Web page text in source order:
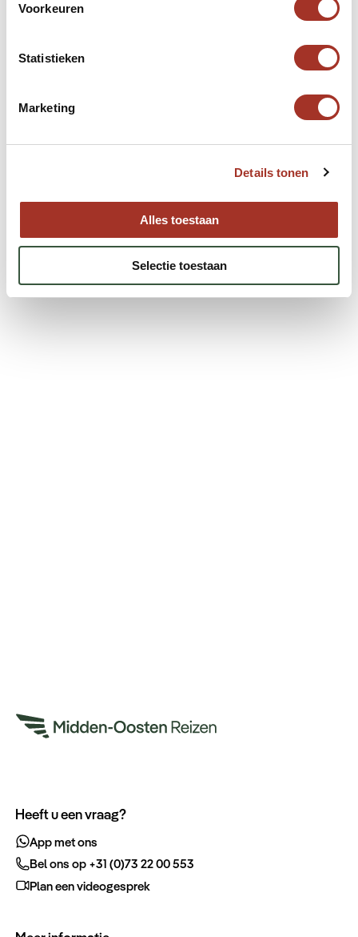
Voorkeuren
Statistieken
Marketing
Details tonen
Alles toestaan
Selectie toestaan
Heeft u een vraag?
App met ons
Bel ons op +31 (0)73 22 00 553
Plan een videogesprek